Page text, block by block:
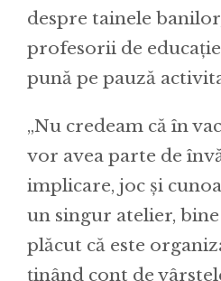
despre tainele
profesorii de
pună pe pauză
„Nu credeam că în
vor avea parte de
implicare, joc și
un singur atelier,
plăcut că este
ținând cont de